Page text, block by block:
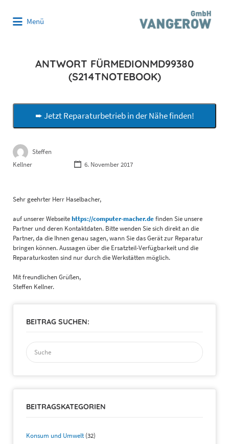
Menü
ANTWORT FÜRMEDIONMD99380
(S214TNOTEBOOK)
➨ Jetzt Reparaturbetrieb in der Nähe finden!
Steffen
Kellner
6. November 2017
Sehr geehrter Herr Haselbacher,
auf unserer Webseitehttps://computer-macher.definden Sie unsere
Partner und deren Kontaktdaten. Bitte wenden Sie sich direkt an die
Partner, da die Ihnen genau sagen, wann Sie das Gerät zur Reparatur
bringen können. Aussagen über die Ersatzteil-Verfügbarkeit und die
Reparaturkosten sind nur durch die Werkstätten möglich.
Mit freundlichen Grüßen,
Steffen Kellner.
BEITRAG SUCHEN:
Suchen
nach:
BEITRAGSKATEGORIEN
Konsum und Umwelt(32)